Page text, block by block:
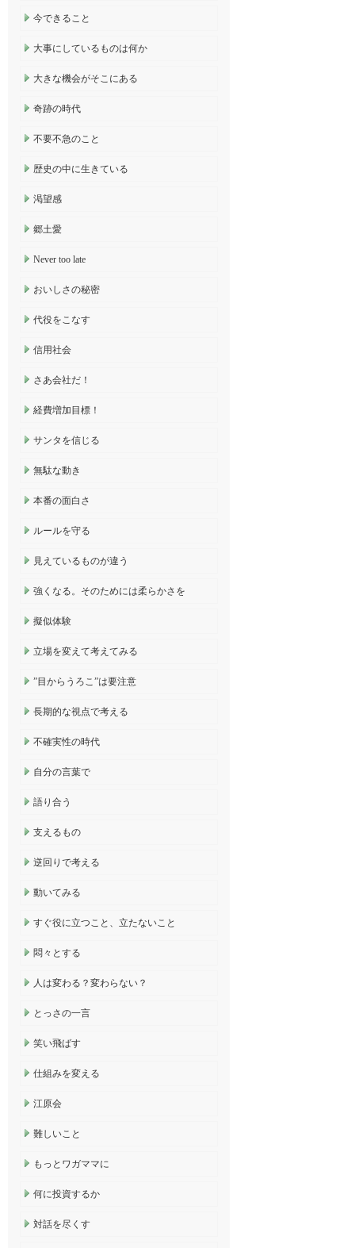
今できること
大事にしているものは何か
大きな機会がそこにある
奇跡の時代
不要不急のこと
歴史の中に生きている
渇望感
郷土愛
Never too late
おいしさの秘密
代役をこなす
信用社会
さあ会社だ！
経費増加目標！
サンタを信じる
無駄な動き
本番の面白さ
ルールを守る
見えているものが違う
強くなる。そのためには柔らかさを
擬似体験
立場を変えて考えてみる
”目からうろこ”は要注意
長期的な視点で考える
不確実性の時代
自分の言葉で
語り合う
支えるもの
逆回りで考える
動いてみる
すぐ役に立つこと、立たないこと
悶々とする
人は変わる？変わらない？
とっさの一言
笑い飛ばす
仕組みを変える
江原会
難しいこと
もっとワガママに
何に投資するか
対話を尽くす